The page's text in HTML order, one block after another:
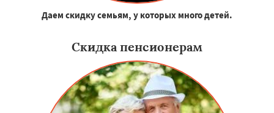
Даем скидку семьям, у которых много детей.
Скидка пенсионерам